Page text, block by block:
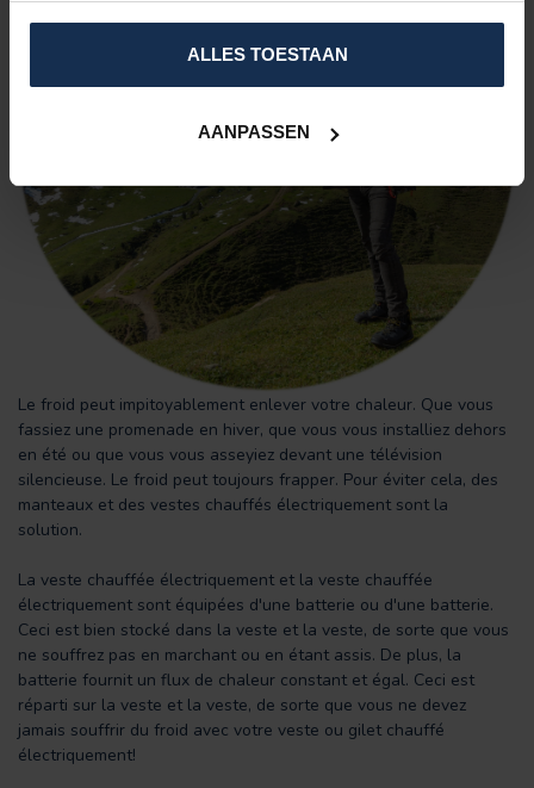
ALLES TOESTAAN
AANPASSEN
Le froid peut impitoyablement enlever votre chaleur. Que vous
fassiez une promenade en hiver, que vous vous installiez dehors
en été ou que vous vous asseyiez devant une télévision
silencieuse. Le froid peut toujours frapper. Pour éviter cela, des
manteaux et des vestes chauffés électriquement sont la
solution.
La veste chauffée électriquement et la veste chauffée
électriquement sont équipées d'une batterie ou d'une batterie.
Ceci est bien stocké dans la veste et la veste, de sorte que vous
ne souffrez pas en marchant ou en étant assis. De plus, la
batterie fournit un flux de chaleur constant et égal. Ceci est
réparti sur la veste et la veste, de sorte que vous ne devez
jamais souffrir du froid avec votre veste ou gilet chauffé
électriquement!